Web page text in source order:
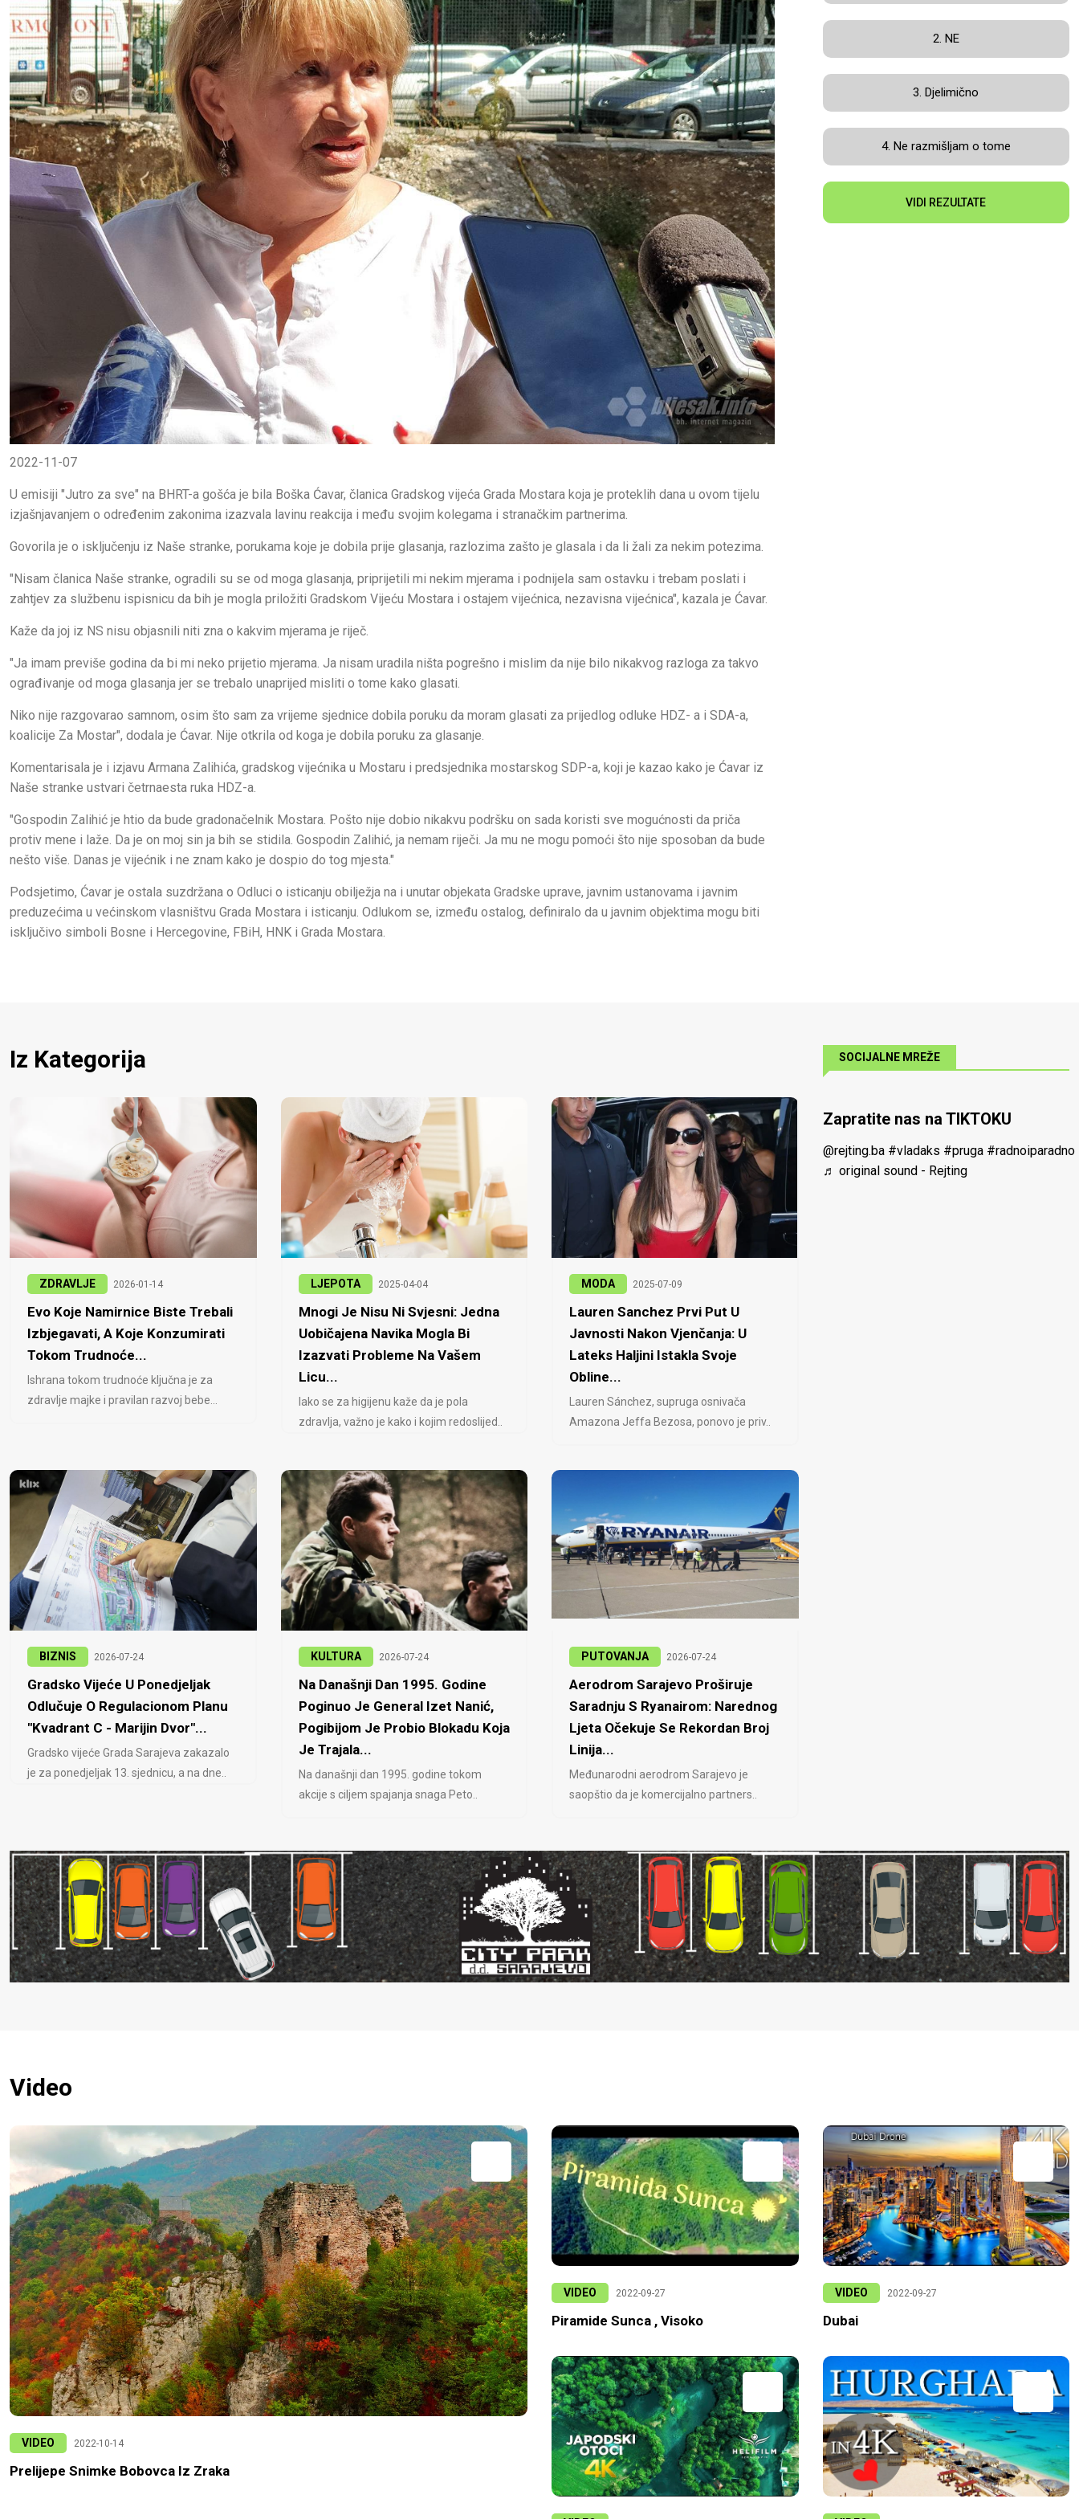
2022-11-07
U emisiji "Jutro za sve" na BHRT-a gošća je bila Boška Ćavar, članica Gradskog vijeća Grada Mostara koja je proteklih dana u ovom tijelu
izjašnjavanjem o određenim zakonima izazvala lavinu reakcija i među svojim kolegama i stranačkim partnerima.
Govorila je o isključenju iz Naše stranke, porukama koje je dobila prije glasanja, razlozima zašto je glasala i da li žali za nekim potezima.
"Nisam članica Naše stranke, ogradili su se od moga glasanja, priprijetili mi nekim mjerama i podnijela sam ostavku i trebam poslati i
zahtjev za službenu ispisnicu da bih je mogla priložiti Gradskom Vijeću Mostara i ostajem vijećnica, nezavisna vijećnica", kazala je Ćavar.
Kaže da joj iz NS nisu objasnili niti zna o kakvim mjerama je riječ.
"Ja imam previše godina da bi mi neko prijetio mjerama. Ja nisam uradila ništa pogrešno i mislim da nije bilo nikakvog razloga za takvo
ograđivanje od moga glasanja jer se trebalo unaprijed misliti o tome kako glasati.
Niko nije razgovarao samnom, osim što sam za vrijeme sjednice dobila poruku da moram glasati za prijedlog odluke HDZ- a i SDA-a,
koalicije Za Mostar", dodala je Ćavar. Nije otkrila od koga je dobila poruku za glasanje.
Komentarisala je i izjavu Armana Zalihića, gradskog vijećnika u Mostaru i predsjednika mostarskog SDP-a, koji je kazao kako je Ćavar iz
Naše stranke ustvari četrnaesta ruka HDZ-a.
"Gospodin Zalihić je htio da bude gradonačelnik Mostara. Pošto nije dobio nikakvu podršku on sada koristi sve mogućnosti da priča
protiv mene i laže. Da je on moj sin ja bih se stidila. Gospodin Zalihić, ja nemam riječi. Ja mu ne mogu pomoći što nije sposoban da bude
nešto više. Danas je vijećnik i ne znam kako je dospio do tog mjesta."
Podsjetimo, Ćavar je ostala suzdržana o Odluci o isticanju obilježja na i unutar objekata Gradske uprave, javnim ustanovama i javnim
preduzećima u većinskom vlasništvu Grada Mostara i isticanju. Odlukom se, između ostalog, definiralo da u javnim objektima mogu biti
isključivo simboli Bosne i Hercegovine, FBiH, HNK i Grada Mostara.
2. NE
3. Djelimično
4. Ne razmišljam o tome
VIDI REZULTATE
Iz Kategorija
ZDRAVLJE 2026-01-14
Evo Koje Namirnice Biste Trebali
Izbjegavati, A Koje Konzumirati
Tokom Trudnoće...
Ishrana tokom trudnoće ključna je za
zdravlje majke i pravilan razvoj bebe...
LJEPOTA 2025-04-04
Mnogi Je Nisu Ni Svjesni: Jedna
Uobičajena Navika Mogla Bi
Izazvati Probleme Na Vašem
Licu...
Iako se za higijenu kaže da je pola
zdravlja, važno je kako i kojim redoslijed..
MODA 2025-07-09
Lauren Sanchez Prvi Put U
Javnosti Nakon Vjenčanja: U
Lateks Haljini Istakla Svoje
Obline...
Lauren Sánchez, supruga osnivača
Amazona Jeffa Bezosa, ponovo je priv..
BIZNIS 2026-07-24
Gradsko Vijeće U Ponedjeljak
Odlučuje O Regulacionom Planu
"Kvadrant C - Marijin Dvor"...
Gradsko vijeće Grada Sarajeva zakazalo
je za ponedjeljak 13. sjednicu, a na dne..
KULTURA 2026-07-24
Na Današnji Dan 1995. Godine
Poginuo Je General Izet Nanić,
Pogibijom Je Probio Blokadu Koja
Je Trajala...
Na današnji dan 1995. godine tokom
akcije s ciljem spajanja snaga Peto..
PUTOVANJA 2026-07-24
Aerodrom Sarajevo Proširuje
Saradnju S Ryanairom: Narednog
Ljeta Očekuje Se Rekordan Broj
Linija...
Međunarodni aerodrom Sarajevo je
saopštio da je komercijalno partners..
SOCIJALNE MREŽE
Zapratite nas na TIKTOKU
@rejting.ba #vladaks #pruga #radnoiparadno
♬ original sound - Rejting
Video
VIDEO 2022-10-14
Prelijepe Snimke Bobovca Iz Zraka
VIDEO 2022-09-27
Piramide Sunca , Visoko
VIDEO 2022-09-27
Dubai